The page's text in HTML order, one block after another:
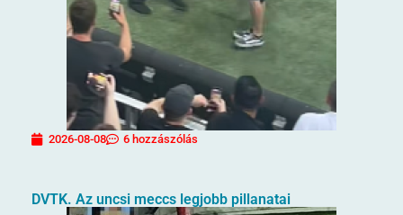
2026-08-08 6 hozzászólás
DVTK. Az uncsi meccs legjobb pillanatai